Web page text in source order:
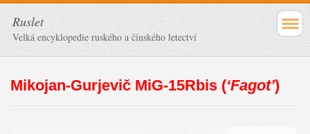
Ruslet
Velká encyklopedie ruského a čínského letectví
Mikojan-Gurjevič MiG-15Rbis (‘Fagot’)